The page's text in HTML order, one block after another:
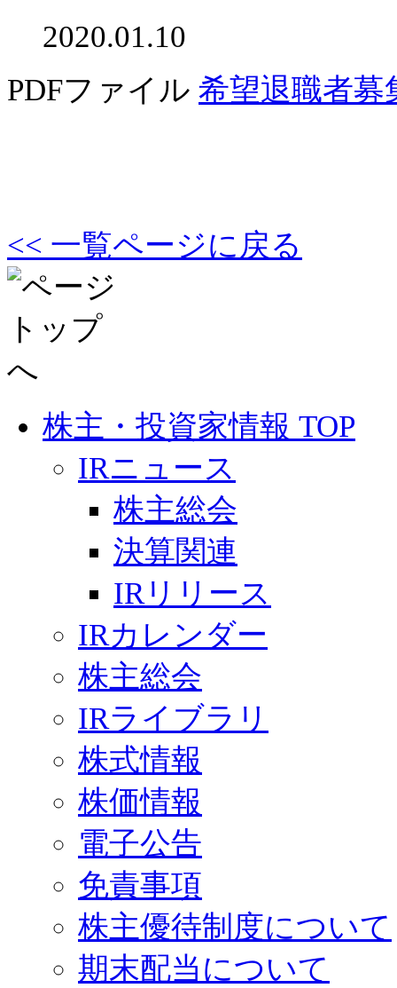
2020.01.10
PDFファイル 希望退職者
<< 一覧ページに戻る
株主・投資家情報 TOP
IRニュース
株主総会
決算関連
IRリリース
IRカレンダー
株主総会
IRライブラリ
株式情報
株価情報
電子公告
免責事項
株主優待制度について
期末配当について